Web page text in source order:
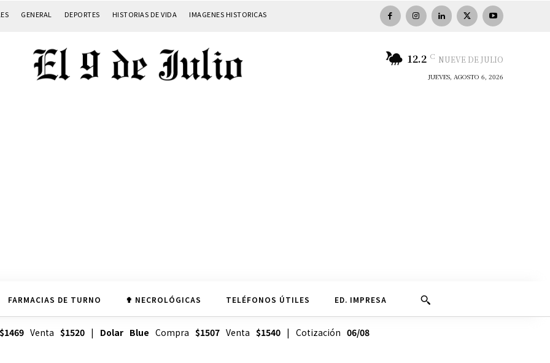
GENERAL DEPORTES HISTORIAS DE VIDA IMAGENES HISTORICAS
12.2 C NUEVE DE JULIO
JUEVES, AGOSTO 6, 2026
FARMACIAS DE TURNO ✟ NECROLÓGICAS TELÉFONOS ÚTILES ED. IMPRESA
$1469Venta $1520| Dolar Blue Compra $1507Venta $1540| Cotización 06/08